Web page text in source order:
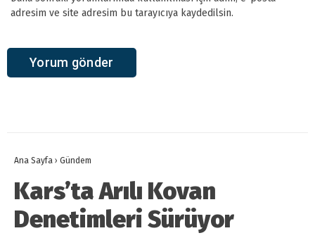
adresim ve site adresim bu tarayıcıya kaydedilsin.
Ana Sayfa › Gündem
Kars’ta Arılı Kovan
Denetimleri Sürüyor